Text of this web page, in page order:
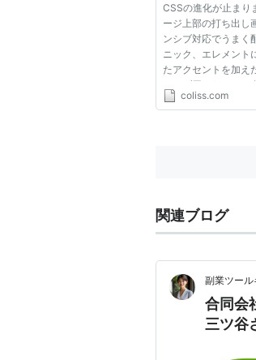
CSSの進化が止まり
ージ上部の打ち出し
ンシブ対応でうまく
ニック、エレメント
たアクセントを加え
ンシブ用のfont-size
い方法など、スタイ
coliss.com
関連ブログ
副業ツール
合同会
三ツ谷